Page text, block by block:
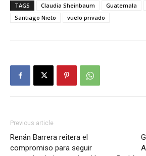
TAGS Claudia Sheinbaum Guatemala
Santiago Nieto
vuelo privado
Previous article
Renán Barrera reitera el
compromiso para seguir